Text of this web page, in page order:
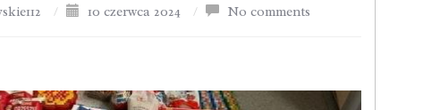
/ 10 czerwca 2024 / No comments